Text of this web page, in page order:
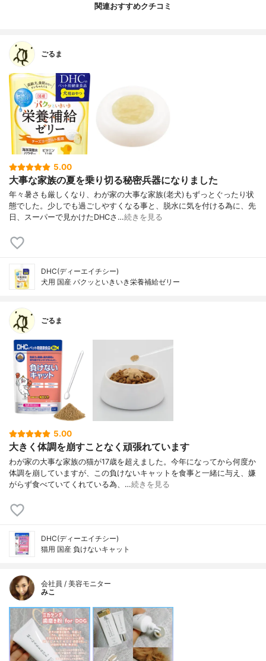
関連おすすめクチコミ
ごるま
5.00
大事な家族の夏を乗り切る秘密兵器になりました
年々暑さも厳しくなり、わが家の大事な家族(老犬)もずっとぐったり状
態でした。少しでも過ごしやすくなる事と、脱水に気を付ける為に、先
日、スーパーで見かけたDHCさ…続きを見る
DHC(ディーエイチシー)
犬用 国産 パクッといきいき栄養補給ゼリー
ごるま
5.00
大きく体調を崩すことなく頑張れています
わが家の大事な家族の猫が17歳を超えました。今年になってから何度か
体調を崩していますが、この負けないキャットを食事と一緒に与え、嫌
がらず食べていてくれている為、…続きを見る
DHC(ディーエイチシー)
猫用 国産 負けないキャット
会社員 / 美容モニター
みこ